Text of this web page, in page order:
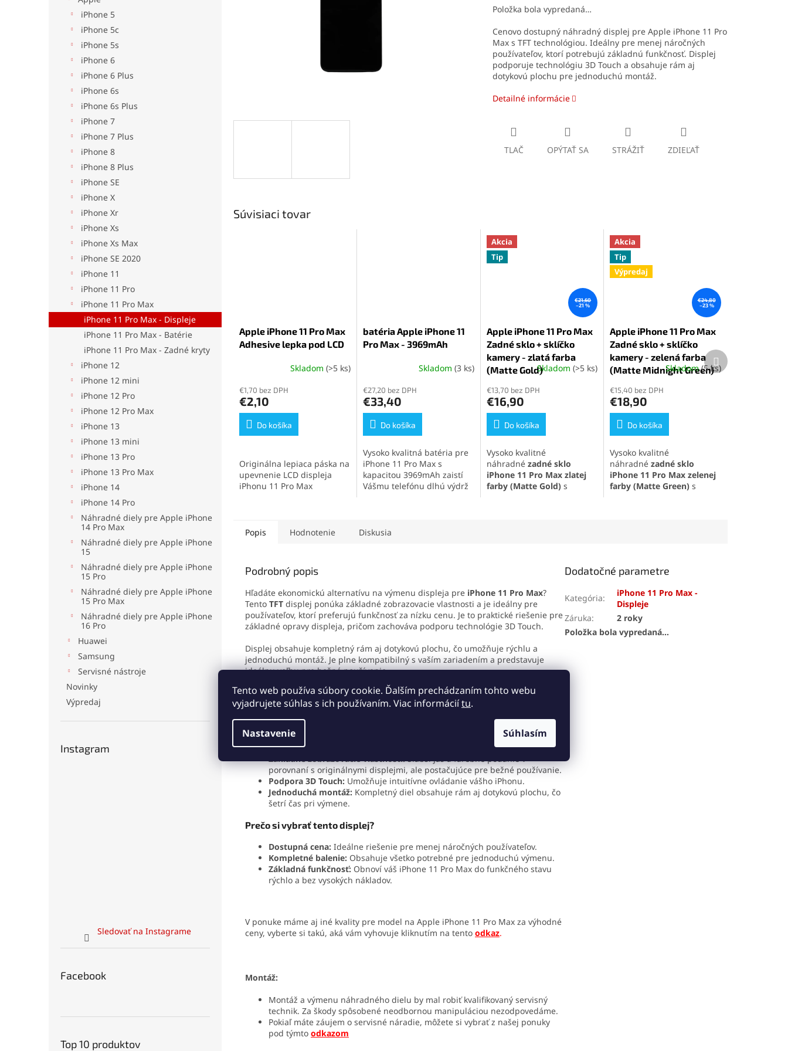
Tento web používa súbory cookie. Ďalším prechádzaním tohto webu
vyjadrujete súhlas s ich používaním. Viac informáciítu.
Nastavenie Súhlasím
iPhone 5
iPhone 5c
iPhone 5s
iPhone 6
iPhone 6 Plus
iPhone 6s
iPhone 6s Plus
iPhone 7
iPhone 7 Plus
iPhone 8
iPhone 8 Plus
iPhone SE
iPhone X
iPhone Xr
iPhone Xs
iPhone Xs Max
iPhone SE 2020
iPhone 11
iPhone 11 Pro
iPhone 11 Pro Max
iPhone 11 Pro Max - Displeje
iPhone 11 Pro Max - Batérie
iPhone 11 Pro Max - Zadné kryty
iPhone 12
iPhone 12 mini
iPhone 12 Pro
iPhone 12 Pro Max
iPhone 13
iPhone 13 mini
iPhone 13 Pro
iPhone 13 Pro Max
iPhone 14
iPhone 14 Pro
Náhradné diely pre Apple iPhone
14 Pro Max
Náhradné diely pre Apple iPhone
15
Náhradné diely pre Apple iPhone
15 Pro
Náhradné diely pre Apple iPhone
15 Pro Max
Náhradné diely pre Apple iPhone
16 Pro
Huawei
Samsung
Servisné nástroje
Novinky
Výpredaj
Instagram
Sledovať na Instagrame
Facebook
Top 10 produktov
Položka bola vypredaná…
Cenovo dostupný náhradný displej pre Apple iPhone 11 Pro
Max s TFT technológiou. Ideálny pre menej náročných
používateľov, ktorí potrebujú základnú funkčnosť. Displej
podporuje technológiu 3D Touch a obsahuje rám aj
dotykovú plochu pre jednoduchú montáž.
Detailné informácie
TLAČ OPÝTAŤ SA STRÁŽIŤ ZDIEĽAŤ
Súvisiaci tovar
Apple iPhone 11 Pro Max
Adhesive lepka pod LCD
produktu
je
5,0
5
Skladom (>5 ks)
€1,70 bez DPH
€2,10
Do košíka
Originálna lepiaca páska na
upevnenie LCD displeja
iPhonu 11 Pro Max
Ideálna na profesionálne
opravy aj domácu výmenu
batéria Apple iPhone 11
Pro Max - 3969mAh
produktu
je
5,0
5
hviezdičiek.
Skladom (3 ks)
€27,20 bez DPH
€33,40
Do košíka
Vysoko kvalitná batéria pre
iPhone 11 Pro Max s
kapacitou 3969mAh zaistí
Vášmu telefónu dlhú výdrž
zaistenie maximálnej
Akcia
Tip
€21,60
–21 %
Apple iPhone 11 Pro Max
Zadné sklo + sklíčko
kamery - zlatá farba
(Matte Gold)
Priemerné
produktu
je
5,0
5
hviezdičiek.
Skladom(>5 ks)
€13,70 bez DPH
€16,90
Do košíka
Vysoko kvalitné
náhradné zadné sklo
iPhone 11 Pro Max zlatej
farby (Matte Gold) s
Akcia
Tip
Výpredaj
€24,80
–23 %
Apple iPhone 11 Pro Max
Zadné sklo + sklíčko
kamery - zelená farba
(Matte Midnight Green)
Priemerné
produktu
je
5,0
5
hviezdičiek.
Skladom(5 ks)
€15,40 bez DPH
€18,90
Do košíka
Vysoko kvalitné
náhradné zadné sklo
iPhone 11 Pro Maxzelenej
farby (Matte Green)s
spokojnosť.
Ďalší
produkt
Popis Hodnotenie Diskusia
Podrobný popis
Hľadáte ekonomickú alternatívu na výmenu displeja pre iPhone 11 Pro Max?
Tento TFT displej ponúka základné zobrazovacie vlastnosti a je ideálny pre
používateľov, ktorí preferujú funkčnosť za nízku cenu. Je to praktické riešenie pre
základné opravy displeja, pričom zachováva podporu technológie 3D Touch.
Displej obsahuje kompletný rám aj dotykovú plochu, čo umožňuje rýchlu a
jednoduchú montáž. Je plne kompatibilný s vaším zariadením a predstavuje
ideálnu voľbu pre bežné používanie.
Ekonomická voľba:
Cenovo dostupná alternatíva pre výmenu displeja
iPhone 11 Pro Max.
porovnaní s originálnymi displejmi, ale postačujúce pre bežné používanie.
Podpora 3D Touch: Umožňuje intuitívne ovládanie vášho iPhonu.
Jednoduchá montáž: Kompletný diel obsahuje rám aj dotykovú plochu, čo
šetrí čas pri výmene.
Prečo si vybrať tento displej?
Dostupná cena: Ideálne riešenie pre menej náročných používateľov.
Kompletné balenie: Obsahuje všetko potrebné pre jednoduchú výmenu.
Základná funkčnosť: Obnoví váš iPhone 11 Pro Max do funkčného stavu
rýchlo a bez vysokých nákladov.
V ponuke máme aj iné kvality pre model na Apple iPhone 11 Pro Max za výhodné
ceny, vyberte si takú, aká vám vyhovuje kliknutím na tento odkaz.
Montáž:
Montáž a výmenu náhradného dielu by mal robiť kvalifikovaný servisný
technik. Za škody spôsobené neodbornou manipuláciou nezodpovedáme.
Pokiaľ máte záujem o servisné náradie, môžete si vybrať z našej ponuky
pod týmto odkazom
Dodatočné parametre
Kategória:
iPhone 11 Pro Max -
Displeje
Záruka:
2 roky
Položka bola vypredaná…